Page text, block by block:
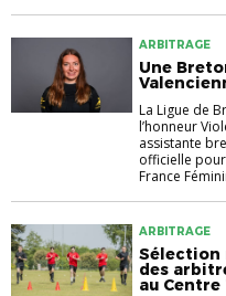
ARBITRAGE
Une
La Ligue de
l’honneur
assistante
officielle
France
ARBITRAGE
Sélection
des
au